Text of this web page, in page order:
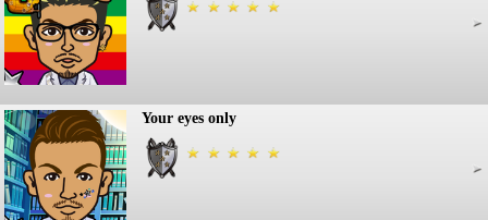
Your eyes only